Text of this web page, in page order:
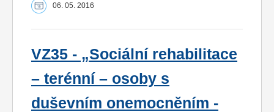
06. 05. 2016
VZ35 - „Sociální rehabilitace
– terénní – osoby s
duševním onemocněním -